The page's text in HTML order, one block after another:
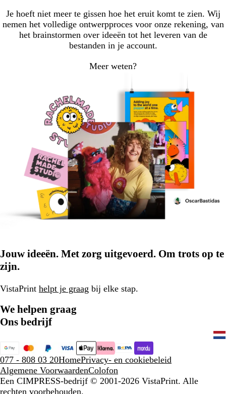
Je hoeft niet meer te gissen hoe het eruit komt te zien. Wij
nemen het volledige ontwerpproces voor onze rekening, van
het brainstormen over ideeën tot het leveren van de
bestanden in je account.
Meer weten?
Jouw ideeën. Met zorg uitgevoerd. Om trots op te
zijn.
VistaPrint helpt je graag bij elke stap.
We helpen graag
Ons bedrijf
077 - 808 03 20HomePrivacy- en cookiebeleid
Algemene VoorwaardenColofon
Een CIMPRESS-bedrijf © 2001-2026 VistaPrint. Alle
rechten voorbehouden.